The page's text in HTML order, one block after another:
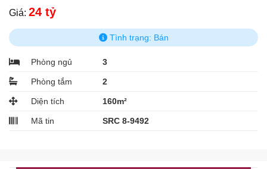
Giá: 24 tỷ
Tình trạng: Bán
Phòng ngủ 3
Phòng tắm 2
Diện tích 160m²
Mã tin SRC 8-9492